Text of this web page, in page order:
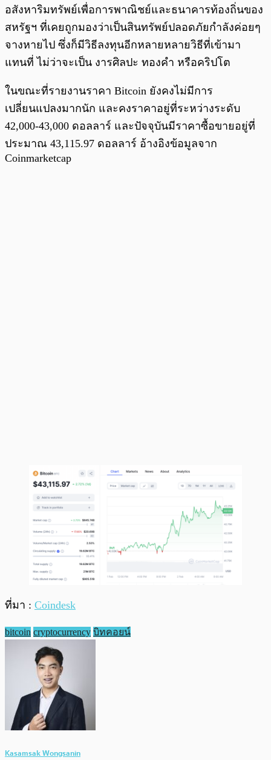
อสังหาริมทรัพย์เพื่อการพาณิชย์และธนาคารท้องถิ่นของ
สหรัฐฯ ที่เคยถูกมองว่าเป็นสินทรัพย์ปลอดภัยกำลังค่อยๆ
จางหายไป ซึ่งก็มีวิธีลงทุนอีกหลายหลายวิธีที่เข้ามา
แทนที่ ไม่ว่าจะเป็น งารศิลปะ ทองคำ หรือคริปโต
ในขณะที่รายงานราคา Bitcoin ยังคงไม่มีการ
เปลี่ยนแปลงมากนัก และคงราคาอยู่ที่ระหว่างระดับ
42,000-43,000 ดอลลาร์ และปัจจุบันมีราคาซื้อขายอยู่ที่
ประมาณ 43,115.97 ดอลลาร์ อ้างอิงข้อมูลจาก
Coinmarketcap
ที่มา : Coindesk
bitcoin cryptocurrency บิทคอยน์
Kasamsak Wongsanin